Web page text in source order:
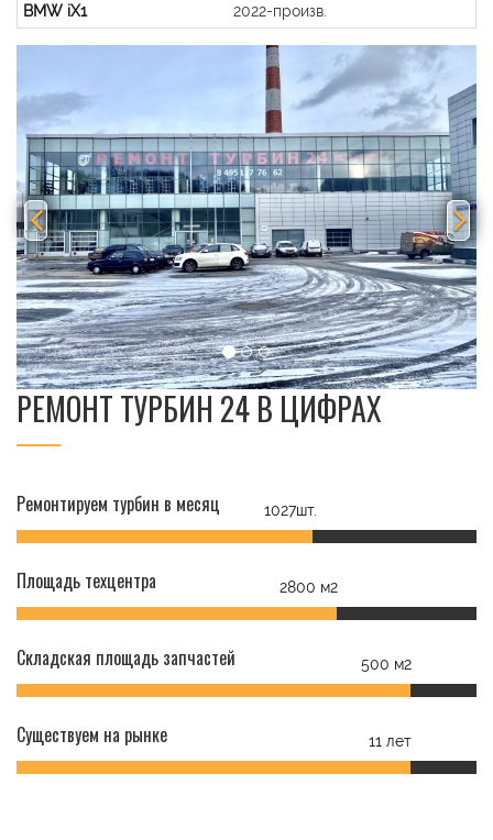
BMW iX1
2022-произв.
РЕМОНТ ТУРБИН 24 В ЦИФРАХ
Ремонтируем турбин в месяц 1027шт.
Площадь техцентра 2800 м2
Складская площадь запчастей 500 м2
Существуем на рынке 11 лет